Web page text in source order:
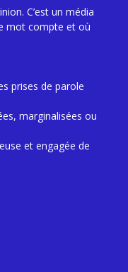
C’est un média
mot compte et où
prises de parole
marginalisées ou
et engagée de